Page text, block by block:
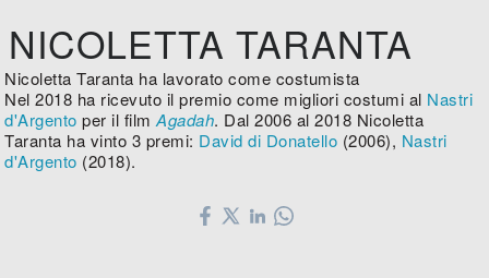
NICOLETTA TARANTA
Nicoletta Taranta ha lavorato come costumista
Nel 2018 ha ricevuto il premio come migliori costumi al Nastri
d'Argento per il filmAgadah. Dal 2006 al 2018 Nicoletta
Taranta ha vinto 3 premi: David di Donatello (2006), Nastri
d'Argento (2018).